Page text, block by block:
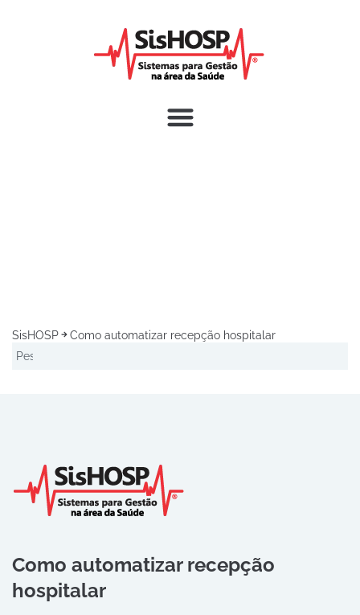
SisHOSP Como automatizar recepção hospitalar
Como automatizar recepção
hospitalar